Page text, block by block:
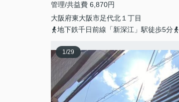
管理/共益費 6,870円
大阪府東大阪市足代北 １丁目
地下鉄千日前線「新深江」駅徒歩5分
1/29